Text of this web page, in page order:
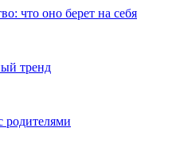
что оно берет на себя
тренд
родителями